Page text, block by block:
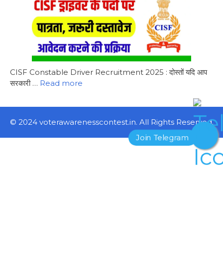
CISF Constable Driver Recruitment 2025 : दोस्तों यदि आप
सरकारी … Read more
© 2024 voterawarenesscontest.in. All Rights Reserved.